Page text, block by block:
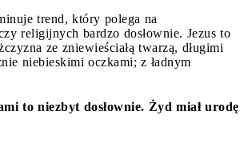
trend, który polega na
religijnych bardzo dosłownie. Jezus to
ze zniewieściałą twarzą, długimi
niebieskimi oczkami; z ładnym
to niezbyt dosłownie. Żyd miał urodę